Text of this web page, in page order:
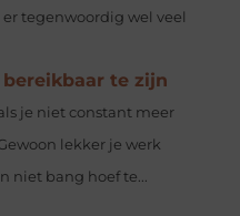
tegenwoordig wel veel
te zijn
je niet constant meer
lekker je werk
niet bang hoef te...